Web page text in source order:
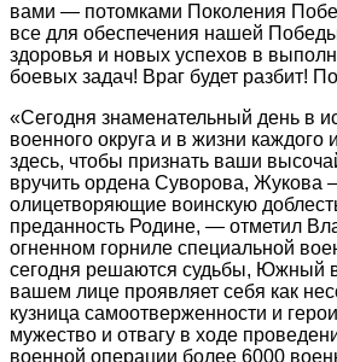
вами — потомками Поколения
все для обеспечения нашей
здоровья и новых успехов в
боевых задач! Враг будет разбит!
«Сегодня знаменательный день в
военного округа и в жизни
здесь, чтобы признать ваши
вручить ордена Суворова, Жукова
олицетворяющие воинскую
преданность Родине, — отметил
огненном горниле специальной
сегодня решаются судьбы, Южный
вашем лице проявляет себя как
кузница самоотверженности и
мужество и отвагу в ходе
военной операции более 6000